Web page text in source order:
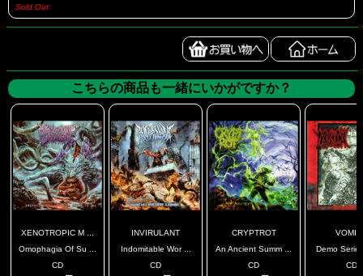
Sold Out
こちらの商品も一緒にいかがですか？
XENOTROPIC M ...
Omophagia Of Su ...
CD
INVIRULANT
Indomitable Wor ...
CD
CRYPTROT
An Ancient Summ ...
CD
Demo
CD